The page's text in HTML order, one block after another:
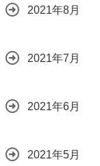
2021年8月
2021年7月
2021年6月
2021年5月